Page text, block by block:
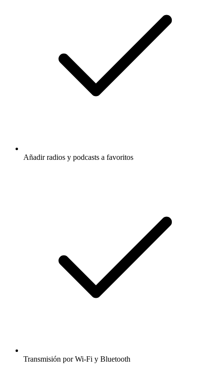
Añadir radios y podcasts a favoritos
Transmisión por Wi-Fi y Bluetooth